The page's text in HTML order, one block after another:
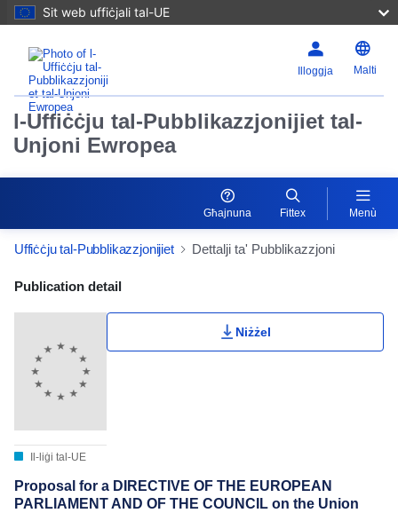
Sit web uffiċjali tal-UE
Illoggja Malti
l-Uffiċċju tal-Pubblikazzjonijiet tal-
Unjoni Ewropea
Għajnuna Fittex Menù
Uffiċċju tal-Pubblikazzjonijiet Dettalji ta' Pubblikazzjoni
Publication Detail Actions Portlet
Publication detail
Il-liġi tal-UE
Niżżel
Proposal for a DIRECTIVE OF THE EUROPEAN
PARLIAMENT AND OF THE COUNCIL on the Union